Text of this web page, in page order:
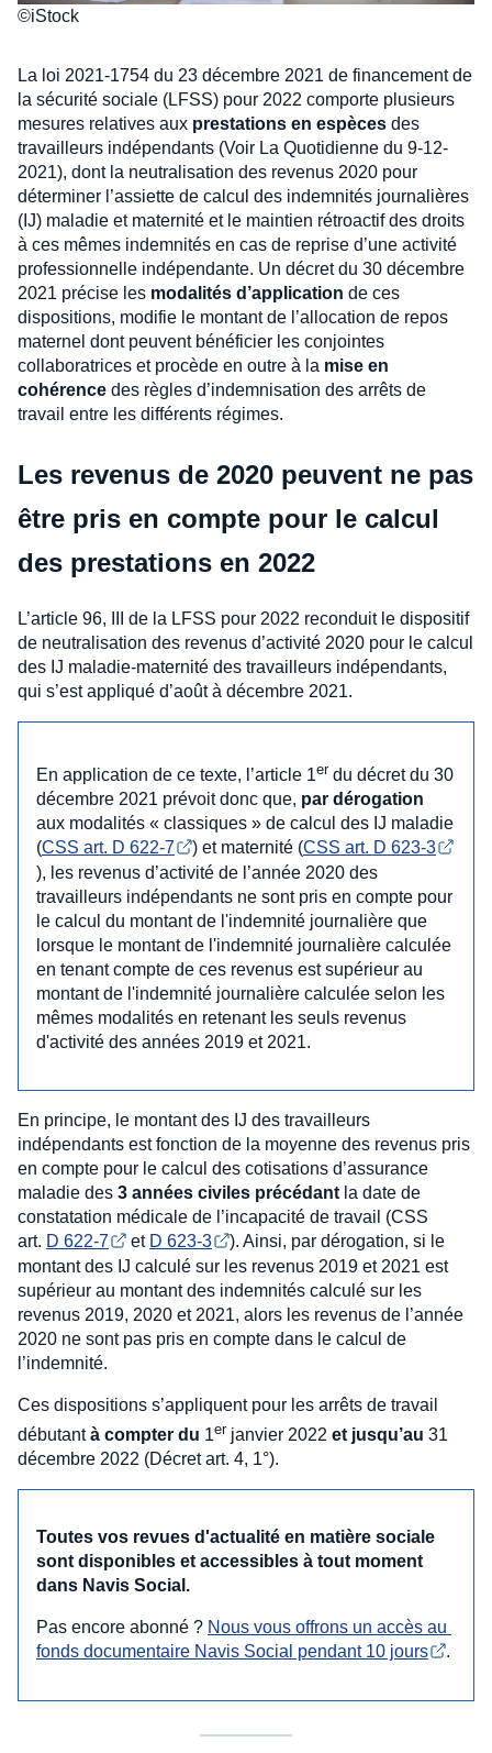
©iStock
La loi 2021-1754 du 23 décembre 2021 de financement de
la sécurité sociale (LFSS) pour 2022 comporte plusieurs
mesures relatives aux prestations en espèces des
travailleurs indépendants (Voir La Quotidienne du 9-12-
2021), dont la neutralisation des revenus 2020 pour
déterminer l’assiette de calcul des indemnités journalières
(IJ) maladie et maternité et le maintien rétroactif des droits
à ces mêmes indemnités en cas de reprise d’une activité
professionnelle indépendante. Un décret du 30 décembre
2021 précise les modalités d’application de ces
dispositions, modifie le montant de l’allocation de repos
maternel dont peuvent bénéficier les conjointes
collaboratrices et procède en outre à la mise en
cohérence des règles d’indemnisation des arrêts de
travail entre les différents régimes.
Les revenus de 2020 peuvent ne pas
être pris en compte pour le calcul
des prestations en 2022
L’article 96, III de la LFSS pour 2022 reconduit le dispositif
de neutralisation des revenus d’activité 2020 pour le calcul
des IJ maladie-maternité des travailleurs indépendants,
qui s’est appliqué d’août à décembre 2021.
En application de ce texte, l’article 1er du décret du 30
décembre 2021 prévoit donc que, par dérogation
aux modalités « classiques » de calcul des IJ maladie
(CSS art. D 622-7 ) et maternité (CSS art. D 623-3
), les revenus d’activité de l’année 2020 des
travailleurs indépendants ne sont pris en compte pour
le calcul du montant de l'indemnité journalière que
lorsque le montant de l'indemnité journalière calculée
en tenant compte de ces revenus est supérieur au
montant de l'indemnité journalière calculée selon les
mêmes modalités en retenant les seuls revenus
d'activité des années 2019 et 2021.
En principe, le montant des IJ des travailleurs
indépendants est fonction de la moyenne des revenus pris
en compte pour le calcul des cotisations d’assurance
maladie des 3 années civiles précédant la date de
constatation médicale de l’incapacité de travail (CSS
art. D 622-7 et D 623-3
). Ainsi, par dérogation, si le
montant des IJ calculé sur les revenus 2019 et 2021 est
supérieur au montant des indemnités calculé sur les
revenus 2019, 2020 et 2021, alors les revenus de l’année
2020 ne sont pas pris en compte dans le calcul de
l’indemnité.
Ces dispositions s’appliquent pour les arrêts de travail
débutantà compter du 1er janvier 2022 et jusqu’au 31
décembre 2022 (Décret art. 4, 1°).
Toutes vos revues d'actualité en matière sociale
sont disponibles et accessibles à tout moment
dans Navis Social.
Pas encore abonné ? Nous vous offrons un accès au
fonds documentaire Navis Social pendant 10 jours
.